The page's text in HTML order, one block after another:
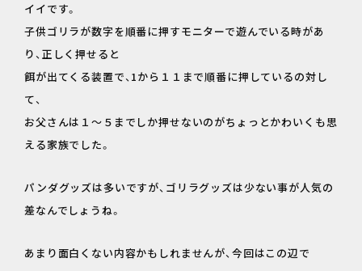
イイです。
子供ゴリラが数字を順番に押すモニターで遊んでいる時があ
り、正しく押せると
餌が出てくる装置で、1から１１まで順番に押しているの対し
て、
お父さんは１～５までしか押せないのがちょっとかわいくも思
える家族でした。
パンダグッズは多いですが、ゴリラグッズは少ない事が人気の
差なんでしょうね。
あまり面白くない内容かもしれませんが、今回はこの辺で